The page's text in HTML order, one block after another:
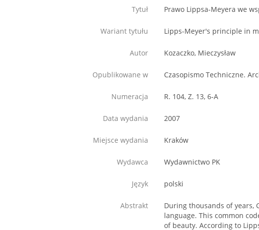
Tytuł Prawo Lippsa-Meyera we
Wariant tytułu Lipps-Meyer's principle in
Autor Kozaczko, Mieczysław
Opublikowane w Czasopismo Techniczne.
Numeracja R. 104, Z. 13, 6-A
Data wydania 2007
Miejsce wydania Kraków
Wydawca Wydawnictwo PK
Język polski
Abstrakt
During thousands of years,
language. This common
of beauty. According to